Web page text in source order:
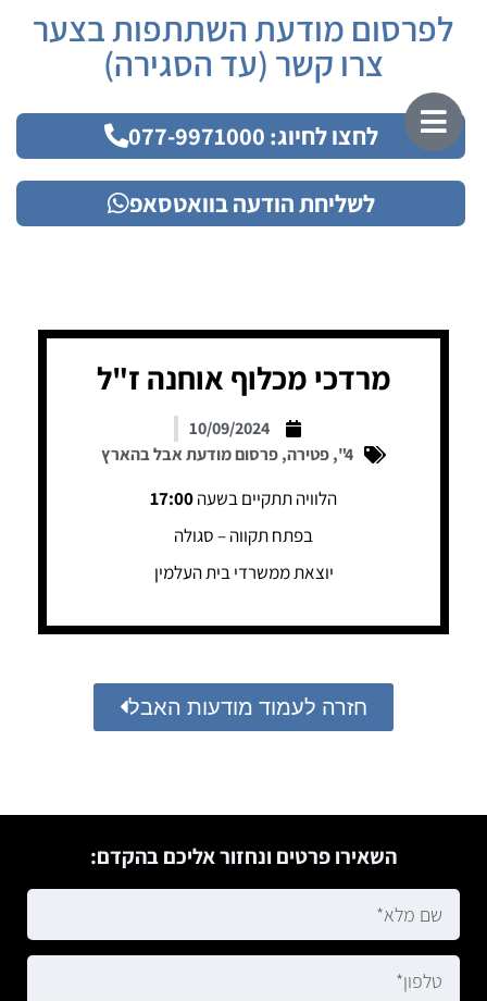
לפרסום מודעת השתתפות בצער
צרו קשר (עד הסגירה)
לחצו לחיוג: 077-9971000
לשליחת הודעה בוואטסאפ
מרדכי מכלוף אוחנה ז"ל
10/09/2024
4"
,פטירה,פרסום מודעת אבל בהארץ
הלוויה תתקיים בשעה17:00
בפתח תקווה – סגולה
יוצאת ממשרדי בית העלמין
חזרה לעמוד מודעות האבל
השאירו פרטים ונחזור אליכם בהקדם: